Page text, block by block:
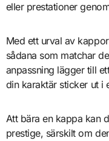
eller prestationer
Med ett urval av
sådana som matchar
anpassning lägger till
din karaktär sticker ut i
Att bära en kappa kan
prestige, särskilt om